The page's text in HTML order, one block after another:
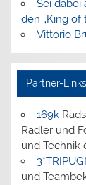
Sei dabei
den „King of
Vittorio
Partner-Links
169k
Radler und
und Technik
und